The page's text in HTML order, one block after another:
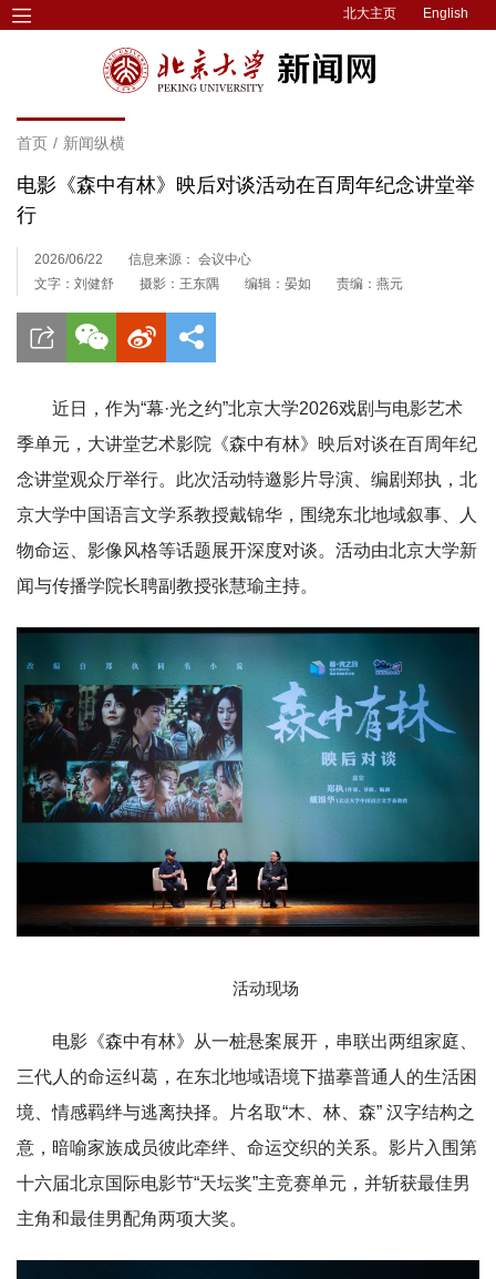
北大主页 English
首页 / 新闻纵横
电影《森中有林》映后对谈活动在百周年纪念讲堂举
行
2026/06/22
信息来源： 会议中心
文字：刘健舒
摄影：王东隅 编辑：晏如 责编：燕元
近日，作为“幕·光之约”北京大学2026戏剧与电影艺术
季单元，大讲堂艺术影院《森中有林》映后对谈在百周年纪
念讲堂观众厅举行。此次活动特邀影片导演、编剧郑执，北
京大学中国语言文学系教授戴锦华，围绕东北地域叙事、人
物命运、影像风格等话题展开深度对谈。活动由北京大学新
闻与传播学院长聘副教授张慧瑜主持。
活动现场
电影《森中有林》从一桩悬案展开，串联出两组家庭、
三代人的命运纠葛，在东北地域语境下描摹普通人的生活困
境、情感羁绊与逃离抉择。片名取“木、林、森” 汉字结构之
意，暗喻家族成员彼此牵绊、命运交织的关系。影片入围第
十六届北京国际电影节“天坛奖”主竞赛单元，并斩获最佳男
主角和最佳男配角两项大奖。